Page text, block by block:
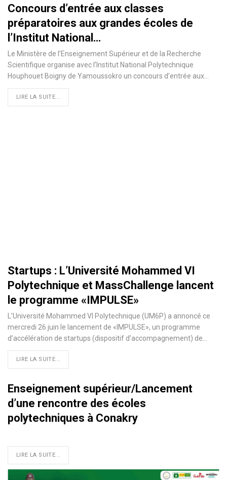
Concours d’entrée aux classes
préparatoires aux grandes écoles de
l’Institut National…
Le Ministère de l’Enseignement Supérieur et de la Recherche
Scientifique organise avec l’Institut National Polytechnique
Houphouet Boigny de Yamoussokro un concours d’entrée aux…
LIRE LA SUITE...
Startups : L’Université Mohammed VI
Polytechnique et MassChallenge lancent
le programme «IMPULSE»
L’Université Mohammed VI Polytechnique (UM6P) a annoncé ce
mercredi 26 juin le lancement de «IMPULSE», un programme
d’accélération de startups (dispositif d’accompagnement) de
LIRE LA SUITE...
Enseignement supérieur/Lancement
d’une rencontre des écoles
polytechniques à Conakry
LIRE LA SUITE...